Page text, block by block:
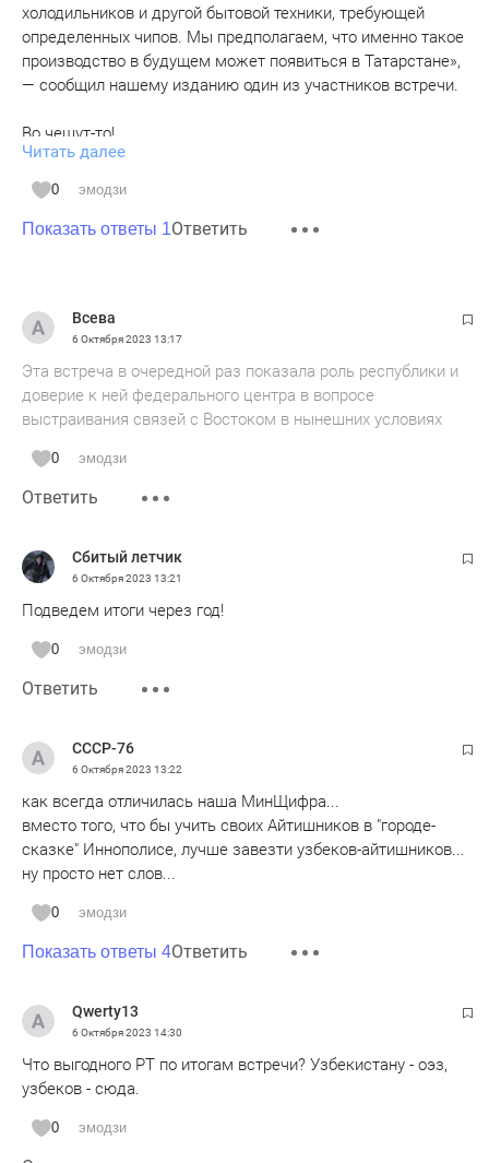
холодильников и другой бытовой техники, требующей
определенных чипов. Мы предполагаем, что именно такое
производство в будущем может появиться в Татарстане»,
— сообщил нашему изданию один из участников встречи.
Во чешут-то!
Участнику встречи хоть известно сколько стоит "чистая
комната" для производства чипов, и кто нам ее продаст в
условиях санкций? Да даже и без санкций не продали бы -
а сами мы лет так через 200 может быть и сможем что-то
В общем как в том анекдоте - либо ишак, либо падишах.
Читать далее
0 эмодзи
Показать ответы 1Ответить
Всева
6 Октября 2023 13:17
Эта встреча в очередной раз показала роль республики и
доверие к ней федерального центра в вопросе
выстраивания связей с Востоком в нынешних условиях
0 эмодзи
Ответить
Сбитый летчик
6 Октября 2023 13:21
Подведем итоги через год!
0 эмодзи
Ответить
СССР-76
6 Октября 2023 13:22
как всегда отличилась наша МинЩифра...
вместо того, что бы учить своих Айтишников в "городе-
сказке" Иннополисе, лучше завезти узбеков-айтишников...
ну просто нет слов...
0 эмодзи
Показать ответы 4Ответить
Qwerty13
6 Октября 2023 14:30
Что выгодного РТ по итогам встречи? Узбекистану - оэз,
узбеков - сюда.
0 эмодзи